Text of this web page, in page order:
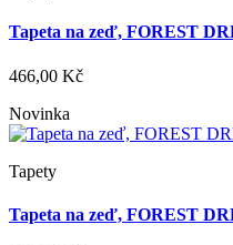
Tapeta na zeď, FOREST
466,00 Kč
Novinka
Tapety
Tapeta na zeď, FOREST